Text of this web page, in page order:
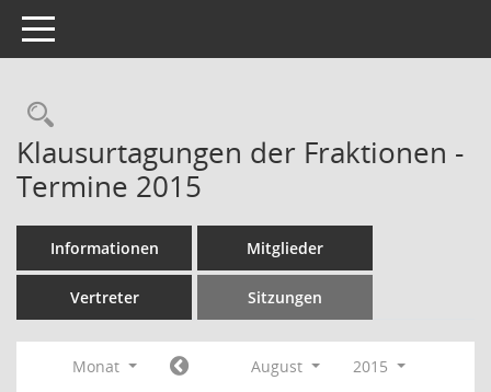
Toggle navigation
Rechercheauswahl
Klausurtagungen der Fraktionen -
Termine 2015
Informationen Mitglieder
Vertreter Sitzungen
Monat August
2015